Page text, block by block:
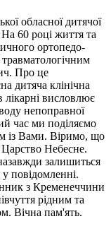
обласної дитячої
60 році життя та
ортопедо-
травматологічним
Про це
дитяча клінічна
лікарні висловлює
непоправної
час ми поділяємо
із Вами. Віримо, що
Небесне.
залишиться
повідомленні.
з Кременеччини
рідним та
Вічна пам'ять.